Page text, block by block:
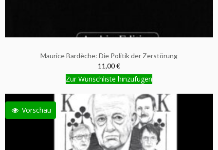
Maurice Bardèche: Die Politik der Zerstörung
11,00 €
Zur Wunschliste hinzufügen
Vorschau